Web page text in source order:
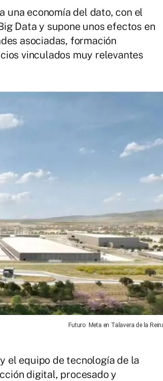
una economía del dato, con el
Data y supone unos efectos en
asociadas, formación
vinculados muy relevantes
Futuro Meta en Talavera de la
el equipo de tecnología de la
digital, procesado y